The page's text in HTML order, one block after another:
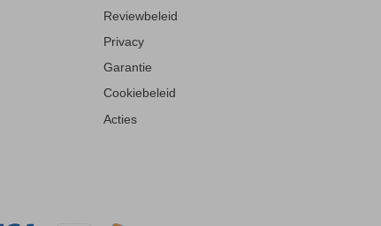
Reviewbeleid
Privacy
Garantie
Cookiebeleid
Acties